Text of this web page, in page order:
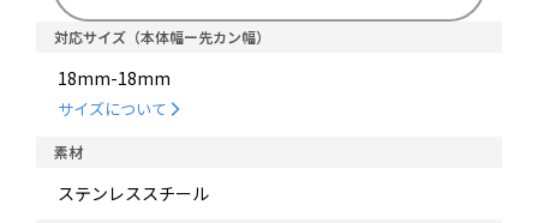
対応サイズ（本体幅ー先カン幅）
18mm-18mm
サイズについて
素材
ステンレススチール